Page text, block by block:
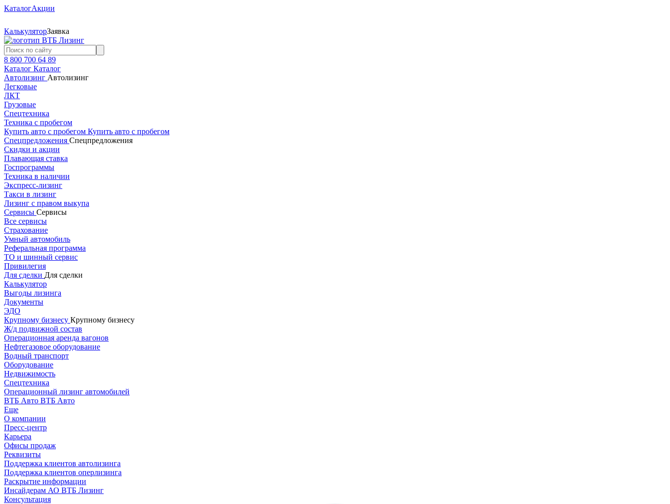
КаталогАкции
КалькуляторЗаявка
8 800 700 64 89
Каталог Каталог
Автолизинг Автолизинг
Легковые
ЛКТ
Грузовые
Спецтехника
Техника с пробегом
Купить авто с пробегом Купить авто с пробегом
Спецпредложения Спецпредложения
Скидки и акции
Плавающая ставка
Госпрограммы
Техника в наличии
Экспресс-лизинг
Такси в лизинг
Лизинг с правом выкупа
Сервисы Сервисы
Все сервисы
Страхование
Умный автомобиль
Реферальная программа
ТО и шинный сервис
Привилегия
Для сделки Для сделки
Калькулятор
Выгоды лизинга
Документы
ЭДО
Крупному бизнесу Крупному бизнесу
Ж/д подвижной состав
Операционная аренда вагонов
Нефтегазовое оборудование
Водный транспорт
Оборудование
Недвижимость
Спецтехника
Операционный лизинг автомобилей
ВТБ Авто ВТБ Авто
Еще
О компании
Пресс-центр
Карьера
Офисы продаж
Реквизиты
Поддержка клиентов автолизинга
Поддержка клиентов оперлизинга
Раскрытие информации
Инсайдерам АО ВТБ Лизинг
Консультация